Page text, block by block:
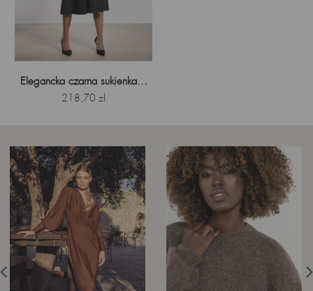
Elegancka czarna sukienka...
Cena
218,70 zł